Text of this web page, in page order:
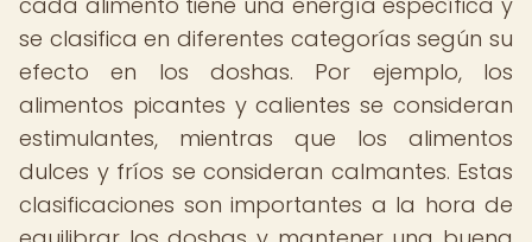
se clasifica en diferentes categorías según su
efecto en los doshas. Por ejemplo, los
alimentos picantes y calientes se consideran
estimulantes, mientras que los alimentos
dulces y fríos se consideran calmantes. Estas
clasificaciones son importantes a la hora de